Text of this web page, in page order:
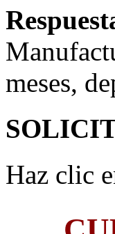
meses,
Haz clic